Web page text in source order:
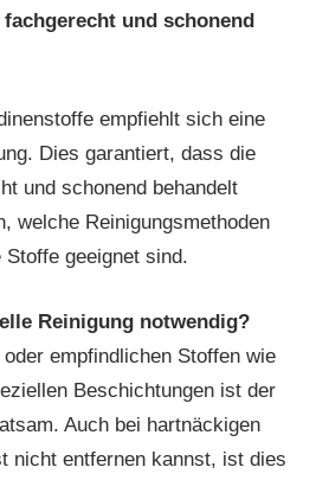
und schonend
empfiehlt sich eine
Dies garantiert, dass die
und schonend behandelt
welche Reinigungsmethoden
geeignet sind.
Reinigung notwendig?
empfindlichen Stoffen wie
Beschichtungen ist der
Auch bei hartnäckigen
nicht entfernen kannst, ist dies